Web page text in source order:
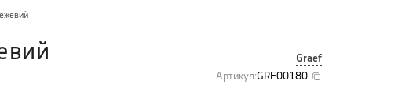
Graef
Артикул:GRF00180